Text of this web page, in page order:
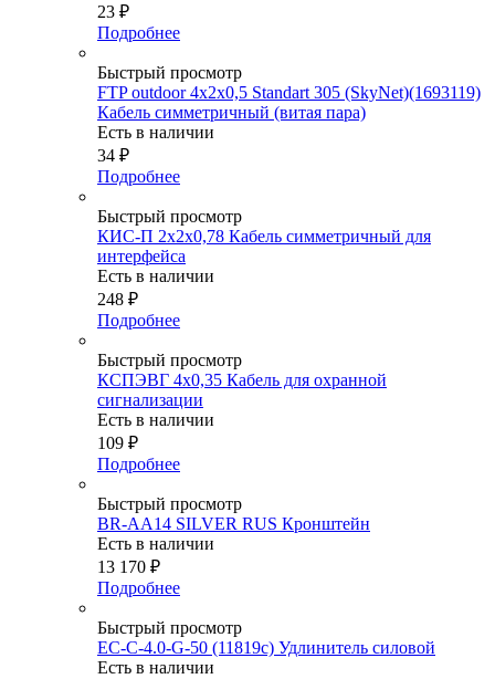
23 ₽
Подробнее
Быстрый просмотр
FTP outdoor 4x2x0,5 Standart 305 (SkyNet)(1693119)
Кабель симметричный (витая пара)
Есть в наличии
34 ₽
Подробнее
Быстрый просмотр
КИС-П 2х2х0,78 Кабель симметричный для
интерфейса
Есть в наличии
248 ₽
Подробнее
Быстрый просмотр
КСПЭВГ 4х0,35 Кабель для охранной
сигнализации
Есть в наличии
109 ₽
Подробнее
Быстрый просмотр
BR-AA14 SILVER RUS Кронштейн
Есть в наличии
13 170 ₽
Подробнее
Быстрый просмотр
EC-C-4.0-G-50 (11819c) Удлинитель силовой
Есть в наличии